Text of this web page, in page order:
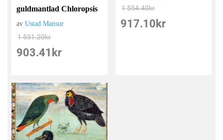
guldmantlad Chloropsis
avUstad Mansur
1 531.20kr
903.41 kr
1 554.40kr
917.10 kr